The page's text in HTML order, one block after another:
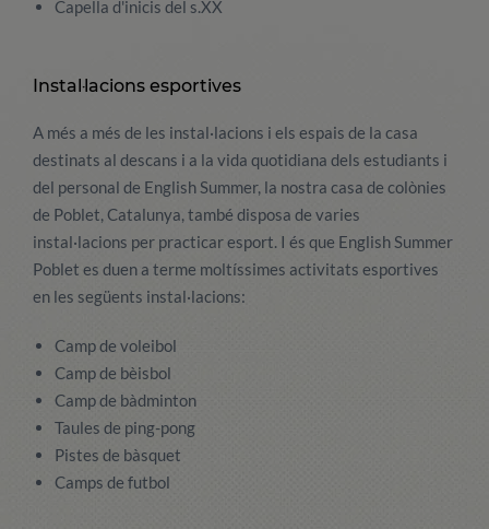
Capella d'inicis del s.XX
Instal·lacions esportives
A més a més de les instal·lacions i els espais de la casa
destinats al descans i a la vida quotidiana dels estudiants i
del personal de English Summer, la nostra casa de colònies
de Poblet, Catalunya, també disposa de varies
instal·lacions per practicar esport. I és que English Summer
Poblet es duen a terme moltíssimes activitats esportives
en les següents instal·lacions:
Camp de voleibol
Camp de bèisbol
Camp de bàdminton
Taules de ping-pong
Pistes de bàsquet
Camps de futbol